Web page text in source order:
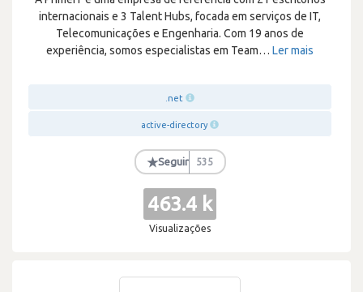
internacionais e 3 Talent Hubs, focada em serviços de IT,
Telecomunicações e Engenharia. Com 19 anos de
experiência, somos especialistas em Team… Ler mais
.net
active-directory
★Seguir 535
463.4 k
Visualizações